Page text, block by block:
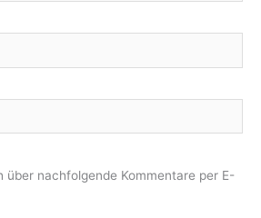
über nachfolgende Kommentare per E-